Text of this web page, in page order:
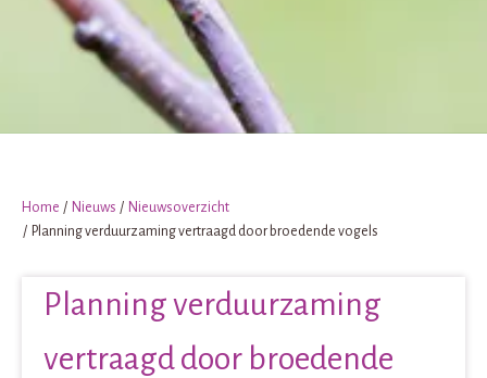
Home Nieuws
Nieuwsoverzicht
Planning verduurzaming vertraagd door broedende vogels
Planning verduurzaming
vertraagd door broedende